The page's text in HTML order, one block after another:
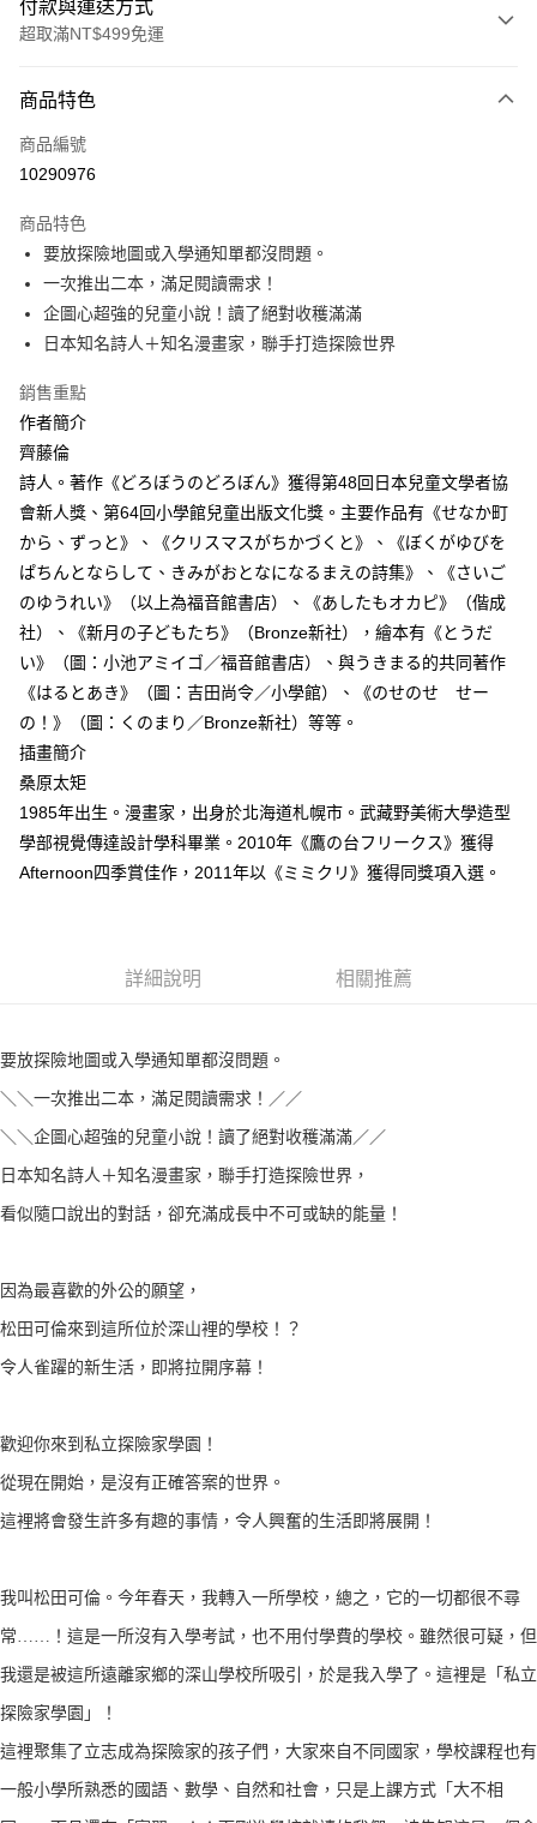
付款與運送方式
超取滿NT$499免運
信用卡一次付款
運送方式
付款後全家取貨
每筆NT$60，滿NT$499(含以上)免運費
付款後7-11取貨
每筆NT$60，滿NT$499(含以上)免運費
每筆NT$100，滿NT$499(含以上)免運費
商品特色
商品編號
10290976
商品特色
要放探險地圖或入學通知單都沒問題。
一次推出二本，滿足閱讀需求！
企圖心超強的兒童小說！讀了絕對收穫滿滿
日本知名詩人＋知名漫畫家，聯手打造探險世界
銷售重點
作者簡介
齊藤倫
詩人。著作《どろぼうのどろぼん》獲得第48回日本兒童文學者協
會新人獎、第64回小學館兒童出版文化獎。主要作品有《せなか町
から、ずっと》、《クリスマスがちかづくと》、《ぼくがゆびを
ぱちんとならして、きみがおとなになるまえの詩集》、《さいご
のゆうれい》（以上為福音館書店）、《あしたもオカピ》（偕成
社）、《新月の子どもたち》（Bronze新社），繪本有《とうだ
い》（圖：小池アミイゴ／福音館書店）、與うきまる的共同著作
《はるとあき》（圖：吉田尚令／小學館）、《のせのせ せー
の！》（圖：くのまり／Bronze新社）等等。
插畫簡介
桑原太矩
1985年出生。漫畫家，出身於北海道札幌市。武藏野美術大學造型
學部視覺傳達設計學科畢業。2010年《鷹の台フリークス》獲得
Afternoon四季賞佳作，2011年以《ミミクリ》獲得同獎項入選。
詳細說明 相關推薦
要放探險地圖或入學通知單都沒問題。
＼＼一次推出二本，滿足閱讀需求！／／
＼＼企圖心超強的兒童小說！讀了絕對收穫滿滿／／
日本知名詩人＋知名漫畫家，聯手打造探險世界，
看似隨口說出的對話，卻充滿成長中不可或缺的能量！
因為最喜歡的外公的願望，
松田可倫來到這所位於深山裡的學校！？
令人雀躍的新生活，即將拉開序幕！
歡迎你來到私立探險家學園！
從現在開始，是沒有正確答案的世界。
這裡將會發生許多有趣的事情，令人興奮的生活即將展開！
我叫松田可倫。今年春天，我轉入一所學校，總之，它的一切都很不尋
常……！這是一所沒有入學考試，也不用付學費的學校。雖然很可疑，但
我還是被這所遠離家鄉的深山學校所吸引，於是我入學了。這裡是「私立
探險家學園」！
這裡聚集了立志成為探險家的孩子們，大家來自不同國家，學校課程也有
一般小學所熟悉的國語、數學、自然和社會，只是上課方式「大不相